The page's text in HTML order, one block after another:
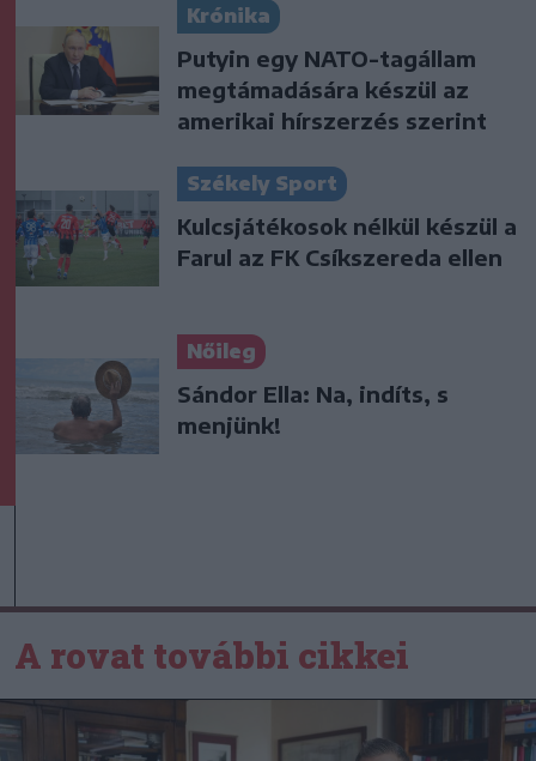
Krónika
Putyin egy NATO-tagállam
megtámadására készül az
amerikai hírszerzés szerint
Székely Sport
Kulcsjátékosok nélkül készül a
Farul az FK Csíkszereda ellen
Nőileg
Sándor Ella: Na, indíts, s
menjünk!
A rovat további cikkei